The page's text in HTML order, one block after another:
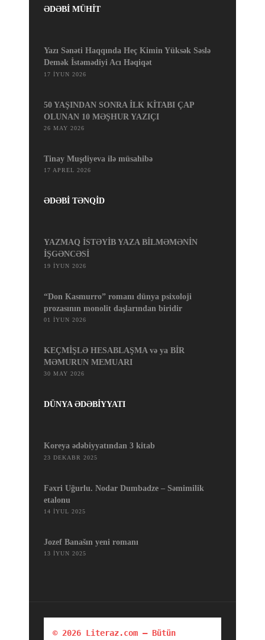
ƏDƏBİ MÜHİT
Yazı Sənəti Haqqında Heç Kimin Yüksək Səslə
Demək İstəmədiyi Acı Həqiqət
17 İYUN 2026
50 YAŞINDAN SONRA İLK KİTABI ÇAP
OLUNAN 10 MƏŞHUR YAZIÇI
26 MAY 2026
Tinay Muşdiyeva ilə müsahibə
17 APREL 2026
ƏDƏBİ TƏNQİD
YAZMAQ İSTƏYİB YAZA BİLMƏMƏNİN
İŞGƏNCƏSİ
19 İYUN 2026
“Don Kasmurro” romanı dünya psixoloji
prozasının monolit daşlarından biridir
01 İYUN 2026
KEÇMİŞLƏ HESABLAŞMA və ya BİR
MƏMURUN MEMUARI
30 MAY 2026
DÜNYA ƏDƏBİYYATI
Koreya ədəbiyyatından 3 kitab
23 DEKABR 2025
Fəxri Uğurlu. Nodar Dumbadze – Səmimilik
etalonu
14 İYUL 2025
Jozef Banašın yeni romanı
13 İYUN 2025
© 2026 Literaz.com — Bütün